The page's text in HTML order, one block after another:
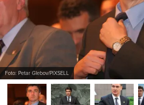
Foto: Petar Glebov/PIXSELL